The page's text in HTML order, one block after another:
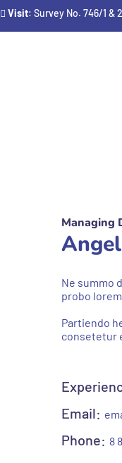
Visit: Survey No. 746/1 &
Managing
Ne summo
probo
Partiendo
consetetur
Email:
Phone: 8